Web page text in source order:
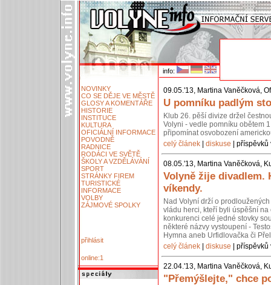
info:
NOVINKY
CO SE DĚJE VE MĚSTĚ
GLOSY A KOMENTÁŘE
HISTORIE
INSTITUCE
KULTURA
OFICIÁLNÍ INFORMACE
POVODNĚ
RADNICE
RODÁCI VE SVĚTĚ
ŠKOLY A VZDĚLÁVÁNÍ
SPORT
STRÁNKY FIREM
TURISTICKÉ
INFORMACE
VOLBY
ZÁJMOVÉ SPOLKY
přihlásit
online:1
09.05.'13, Martina Vaněčková,
U pomníku padlým
Klub 26. pěší divize držel
Volyni - vedle pomníku obětem
připomínat osvobození
celý článek
diskuse |
08.05.'13, Martina Vaněčková,
Volyně žije divadlem.
víkendy.
Nad Volyní drží o
vládu herci, kteří byli úspěšní
konkurenci celé jedné stovky
některé názvy vystoupení -
Hymna aneb Urfidlovačka či
celý článek
diskuse |
22.04.'13, Martina Vaněčková,
"Přemýšlejte," chce